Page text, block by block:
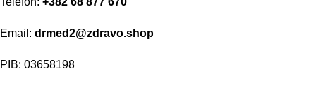
Email: drmed2@zdravo.shop
PIB: 03658198